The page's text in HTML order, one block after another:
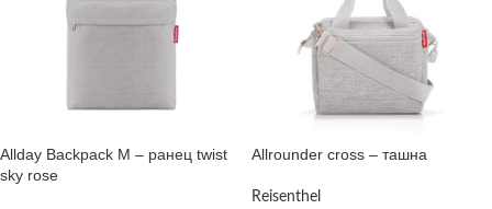
Allday Backpack M – ранец twist
sky rose
Allrounder cross – ташна
Reisenthel